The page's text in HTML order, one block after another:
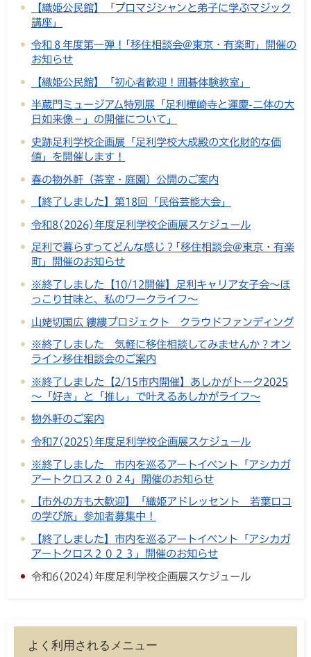
【織姫公民館】「プロマジシャンと弟子に学ぶマジック
講座」
令和８年度第一弾！｢移住相談会@東京・有楽町」開催の
お知らせ
【織姫公民館】「初心者歓迎！囲碁体験教室」
半蔵門ミュージアム特別展「足利樺崎寺と運慶-二体の大
日如来像－」の開催について」
史跡足利学校企画展「足利学校大成殿の文化財的な価
値」を開催します！
春の物外軒（茶室・庭園）公開のご案内
【終了しました】第18回「民俗芸能大会」
令和8(2026)年度足利学校企画展スケジュール
足利で暮らすってどんな感じ？｢移住相談会@東京・有楽
町」開催のお知らせ
※終了しました【10/12開催】足利キャリア女子会～ほ
っこり甘味と、私のワークライフ～
山姥切国広 縷縷プロジェクト クラウドファンディング
※終了しました 気軽に移住相談してみませんか？オン
ライン移住相談会のご案内
※終了しました【2/15市内開催】あしかがトーク2025
～「好き」と「推し」で叶えるあしかがライフ～
物外軒のご案内
令和7(2025)年度足利学校企画展スケジュール
※終了しました 市内を巡るアートイベント「アシカガ
アートクロス２０２4」開催のお知らせ
【市外の方も大歓迎】「織姫アドレッセント 若葉ロコ
の学び旅」参加者募集中！
【終了しました】市内を巡るアートイベント「アシカガ
アートクロス２０２３」開催のお知らせ
令和6(2024)年度足利学校企画展スケジュール
よく利用されるメニュー